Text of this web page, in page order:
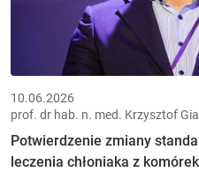
10.06.2026
prof. dr hab. n. med. Krzysztof
Potwierdzenie zmiany
leczenia chłoniaka z